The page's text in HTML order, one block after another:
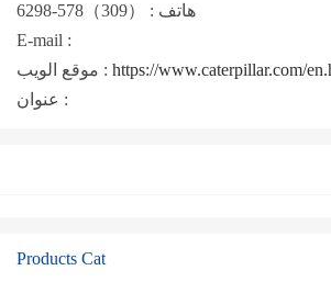
هاتف : （309）578-6298
E-mail :
موقع الويب : https://www.caterpillar.com/
عنوان :
Products Cat